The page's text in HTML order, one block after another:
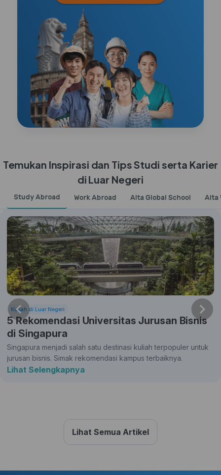
Temukan Inspirasi dan Tips Studi serta Karier
di Luar Negeri
Study Abroad Work Abroad Alta Global School Alta
Kuliah di Luar Negeri
5 Rekomendasi Universitas Jurusan Bisnis
di Singapura
Singapura menjadi salah satu destinasi kuliah terpopuler untuk
jurusan bisnis. Simak rekomendasi kampus terbaiknya.
Lihat Selengkapnya
Lihat Semua Artikel